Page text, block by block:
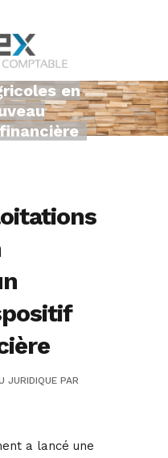
en
JURIDIQUE PAR
a lancé une